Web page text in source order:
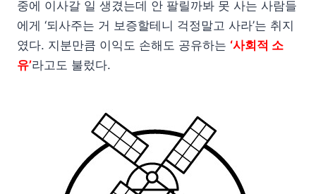
중에 이사갈 일 생겼는데 안 팔릴까봐 못 사는 사람들
에게 ‘되사주는 거 보증할테니 걱정말고 사라’는 취지
였다. 지분만큼 이익도 손해도 공유하는 ‘사회적 소
유’라고도 불렀다.